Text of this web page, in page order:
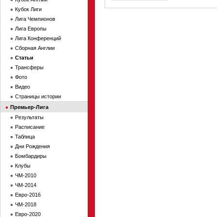
Кубок Лиги
Лига Чемпионов
Лига Европы
Лига Конференций
Сборная Англии
Статьи
Трансферы
Фото
Видео
Страницы истории
Премьер-Лига
Результаты
Расписание
Таблица
Дни Рождения
Бомбардиры
Клубы
ЧМ-2010
ЧМ-2014
Евро-2016
ЧМ-2018
Евро-2020